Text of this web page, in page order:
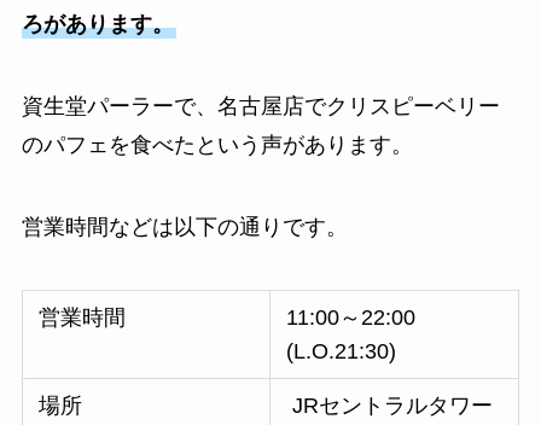
ろがあります。
資生堂パーラーで、名古屋店でクリスピーベリー
のパフェを食べたという声があります。
営業時間などは以下の通りです。
営業時間
11:00～22:00
(L.O.21:30)
場所
JRセントラルタワー